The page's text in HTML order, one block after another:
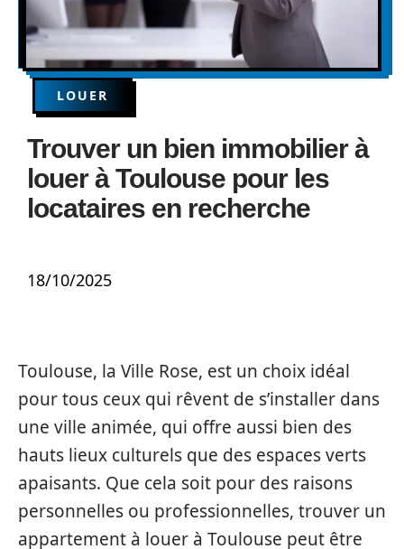
LOUER
Trouver un bien immobilier à
louer à Toulouse pour les
locataires en recherche
18/10/2025
Toulouse, la Ville Rose, est un choix idéal
pour tous ceux qui rêvent de s’installer dans
une ville animée, qui offre aussi bien des
hauts lieux culturels que des espaces verts
apaisants. Que cela soit pour des raisons
personnelles ou professionnelles, trouver un
appartement à louer à Toulouse peut être